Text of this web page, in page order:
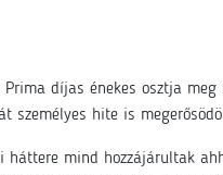
Prima díjas énekes osztja
személyes hite is
mind hozzájárultak